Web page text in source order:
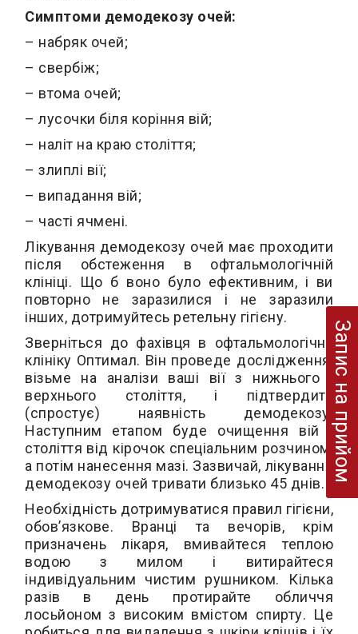
Запис на прийом
Симптоми демодекозу очей:
– набряк очей;
– свербіж;
– втома очей;
– лусочки біля коріння вій;
– наліт на краю століття;
– злиплі вії;
– випадання вій;
– часті ячмені.
Лікування демодекозу очей має проходити
після обстеження в офтальмологічній
клініці. Що б воно було ефективним, і ви
повторно не заразилися і не заразили
інших, дотримуйтесь ретельну гігієну.
Зверніться до фахівця в офтальмологічну
клініку Оптимал. Він проведе дослідження,
візьме на аналізи ваші вії з нижнього і
верхнього століття, і підтвердить
(спростує) наявність демодекозу.
Наступним етапом буде очищення вій і
століття від кірочок спеціальним розчином,
а потім нанесення мазі. Зазвичай, лікування
демодекозу очей тривати близько 45 днів.
Необхідність дотримуватися правил гігієни,
обов’язкове. Вранці та вечорів, крім
призначень лікаря, вмивайтеся теплою
водою з милом і витирайтеся
індивідуальним чистим рушником. Кілька
разів в день протирайте обличчя
лосьйоном з високим вмістом спирту. Це